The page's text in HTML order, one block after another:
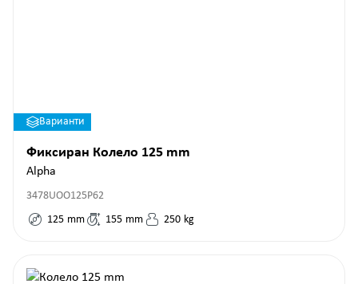
Варианти
Фиксиран Колело 125 mm
Alpha
3478UOO125P62
125 mm 155 mm 250 kg